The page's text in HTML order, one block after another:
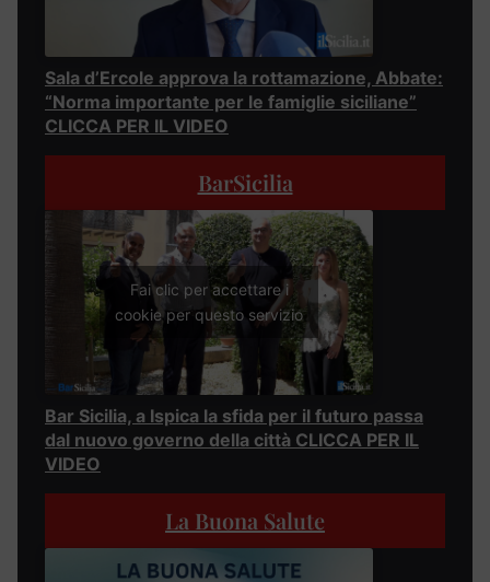
Sala d’Ercole approva la rottamazione, Abbate:
“Norma importante per le famiglie siciliane”
CLICCA PER IL VIDEO
BarSicilia
Fai clic per accettare i
cookie per questo servizio
Bar Sicilia, a Ispica la sfida per il futuro passa
dal nuovo governo della città CLICCA PER IL
VIDEO
La Buona Salute